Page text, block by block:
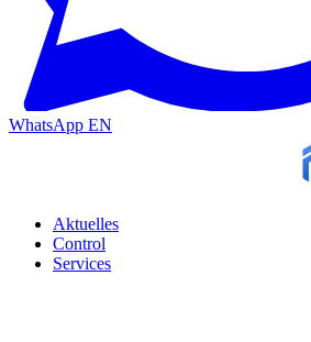
WhatsApp EN
Aktuelles
Control
Services